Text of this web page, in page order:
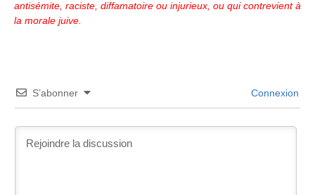
antisémite, raciste, diffamatoire ou injurieux, ou qui contrevient à
la morale juive.
S’abonner Connexion